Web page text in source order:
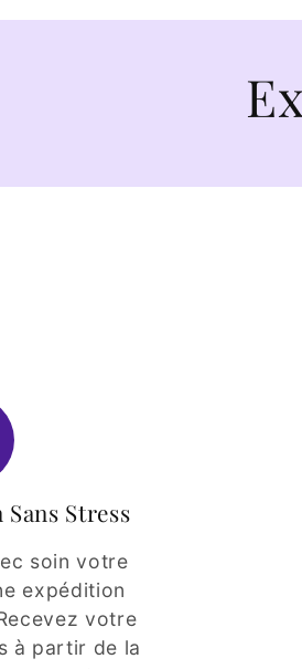
Stress
soin votre
expédition
votre
à partir de la